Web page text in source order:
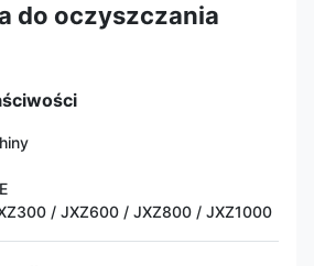
do oczyszczania
/ JXZ600 / JXZ800 / JXZ1000